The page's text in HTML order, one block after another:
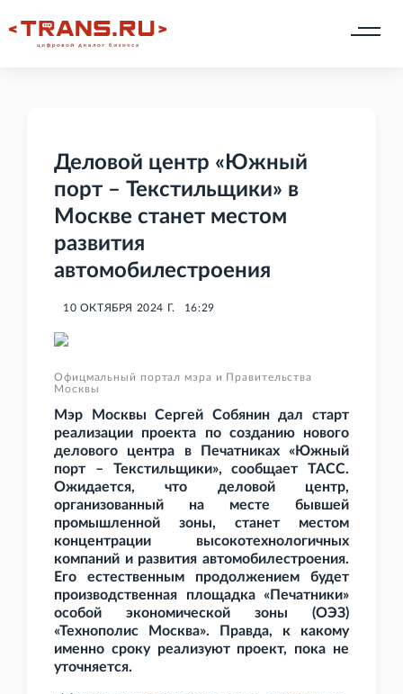
Деловой центр «Южный
порт – Текстильщики» в
Москве станет местом
развития
автомобилестроения
10 ОКТЯБРЯ 2024 Г. 16:29
Офицмальный портал мэра и Правительства
Москвы
Мэр Москвы Сергей Собянин дал старт
реализации проекта по созданию нового
делового центра в Печатниках «Южный
порт – Текстильщики», сообщает ТАСС.
Ожидается, что деловой центр,
организованный на месте бывшей
промышленной зоны, станет местом
концентрации высокотехнологичных
компаний и развития автомобилестроения.
Его естественным продолжением будет
производственная площадка «Печатники»
особой экономической зоны (ОЭЗ)
«Технополис Москва». Правда, к какому
именно сроку реализуют проект, пока не
уточняется.